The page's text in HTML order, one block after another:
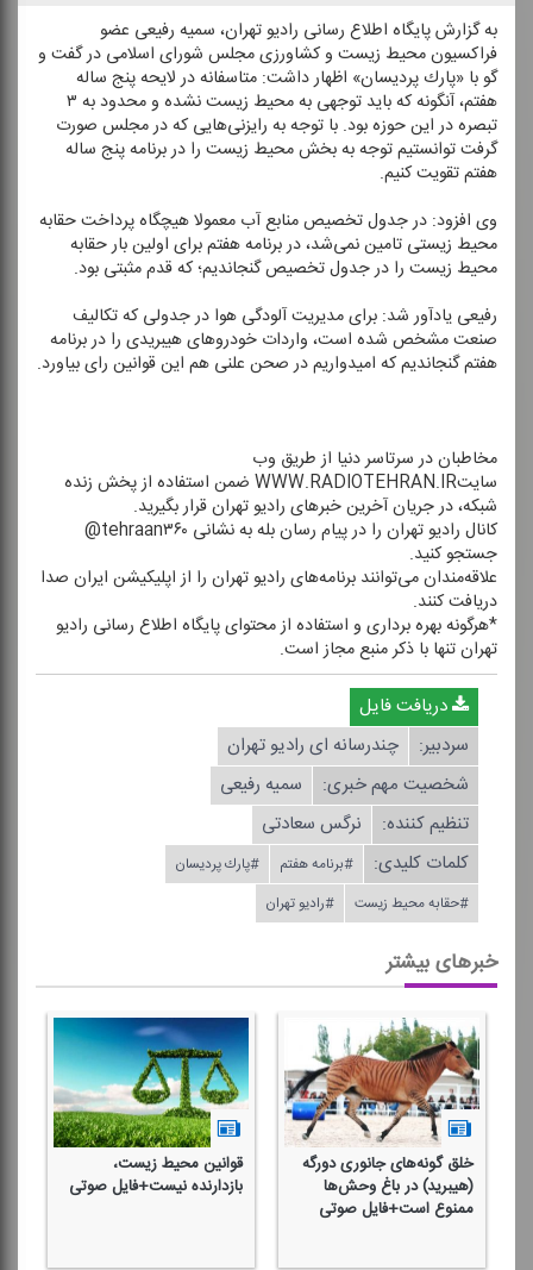
به گزارش پایگاه اطلاع رسانی رادیو تهران، سمیه رفیعی عضو
فراكسیون محیط زیست و كشاورزی مجلس شورای اسلامی در گفت و
گو با «پارك پردیسان» اظهار داشت: متاسفانه در لایحه پنج ساله
هفتم، آنگونه كه باید توجهی به محیط زیست نشده و محدود به ۳
تبصره در این حوزه بود. با توجه به رایزنی‌هایی كه در مجلس صورت
گرفت توانستیم توجه به بخش محیط زیست را در برنامه پنج ساله
هفتم تقویت كنیم.
وی افزود: در جدول تخصیص منابع آب معمولا هیچگاه پرداخت حقابه
محیط زیستی تامین نمی‌شد، در برنامه هفتم برای اولین بار حقابه
محیط زیست را در جدول تخصیص گنجاندیم؛ كه قدم مثبتی بود.
رفیعی یادآور شد: برای مدیریت آلودگی هوا در جدولی كه تكالیف
صنعت مشخص شده است، واردات خودروهای هیبریدی را در برنامه
هفتم گنجاندیم كه امیدواریم در صحن علنی هم این قوانین رای بیاورد.
مخاطبان در سرتاسر دنیا از طریق وب
سایتWWW.RADIOTEHRAN.IR ضمن استفاده از پخش زنده
شبكه، در جریان آخرین خبرهای رادیو تهران قرار بگیرید.
كانال رادیو تهران را در پیام رسان بله به نشانی tehraan۳۶۰@
جستجو كنید.
علاقه‌مندان می‌توانند برنامه‌های رادیو تهران را از اپلیكیشن ایران صدا
دریافت كنند.
*هرگونه بهره برداری و استفاده از محتوای پایگاه اطلاع رسانی رادیو
تهران تنها با ذكر منبع مجاز است.
دریافت فایل
سردبیر:
چندرسانه ای رادیو تهران
شخصیت مهم خبری:
سمیه رفیعی
تنظیم كننده:
نرگس سعادتی
کلمات کلیدی:
#برنامه هفتم
#پارك پردیسان
#حقابه محیط زیست
#رادیو تهران
خبرهای بیشتر
خلق گونه‌های جانوری دورگه
(هیبرید) در باغ وحش‌ها
ممنوع است+فایل صوتی
قوانین محیط زیست،
بازدارنده نیست+فایل صوتی